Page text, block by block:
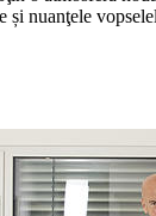
și nuanţele